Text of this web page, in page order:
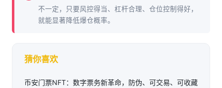
不一定，只要风控得当、杠杆合理、仓位控制得好，
就能显著降低爆仓概率。
猜你喜欢
币安门票NFT：数字票务新革命，防伪、可交易、可收藏